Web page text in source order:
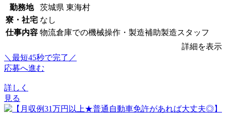
勤務地
茨城県 東海村
寮・社宅 なし
仕事内容 物流倉庫での機械操作・製造補助製造スタッフ
詳細を表示
＼最短45秒で完了／
応募へ進む
詳しく
見る